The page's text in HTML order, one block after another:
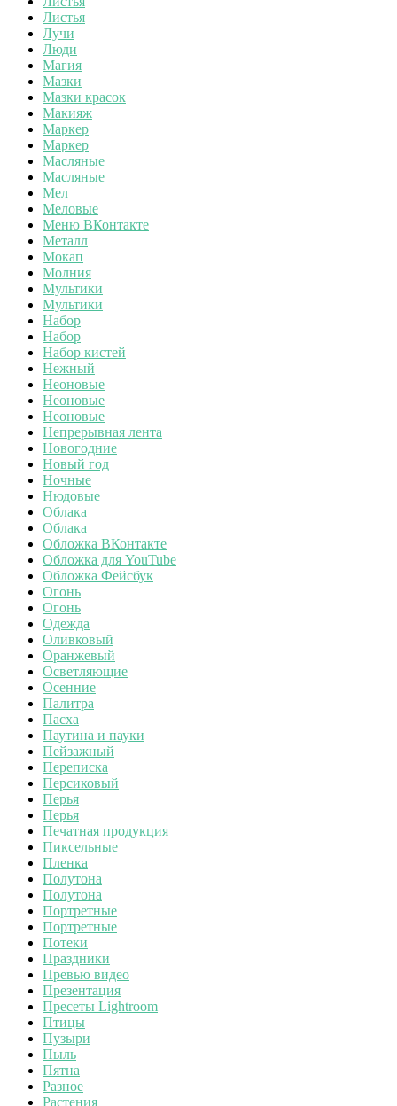
Листья
Лучи
Люди
Магия
Мазки
Мазки красок
Макияж
Маркер
Маркер
Масляные
Масляные
Мел
Меловые
Меню ВКонтакте
Металл
Мокап
Молния
Мультики
Мультики
Набор
Набор
Набор кистей
Нежный
Неоновые
Неоновые
Неоновые
Непрерывная лента
Новогодние
Новый год
Ночные
Нюдовые
Облака
Облака
Обложка ВКонтакте
Обложка для YouTube
Обложка Фейсбук
Огонь
Огонь
Одежда
Оливковый
Оранжевый
Осветляющие
Осенние
Палитра
Пасха
Паутина и пауки
Пейзажный
Переписка
Персиковый
Перья
Перья
Печатная продукция
Пиксельные
Пленка
Полутона
Полутона
Портретные
Портретные
Потеки
Праздники
Превью видео
Презентация
Пресеты Lightroom
Птицы
Пузыри
Пыль
Пятна
Разное
Растения